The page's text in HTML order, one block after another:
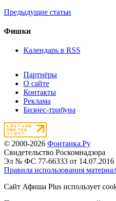
Предыдущие статьи
Фишки
Календарь в RSS
Партнёры
О сайте
Контакты
Реклама
Бизнес-трибуна
© 2000-2026 Фонтанка.Ру
Свидетельство Роскомнадзора
Эл № ФС 77-66333 от 14.07.2016
Правила использования
Сайт Афиша Plus использует